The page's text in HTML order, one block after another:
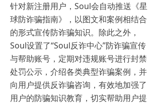
针对新注册用户，Soul会自动推送《星
球防诈骗指南》，以图文和案例相结合
的形式宣传防诈骗知识。除此之外，
Soul设置了“Soul反诈中心”防诈骗宣传
与帮助账号，定期对违规账号进行封禁
处罚公示，介绍各类典型诈骗案例，并
向用户提供反诈骗咨询，有效地加强了
用户的防骗知识教育，切实帮助用户提